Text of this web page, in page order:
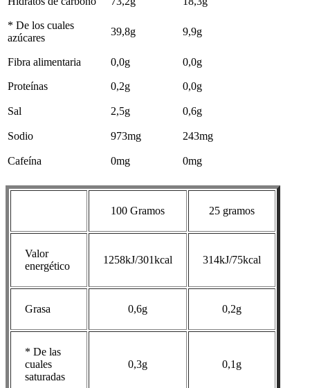
* De los cuales
azúcares
39,8g 9,9g
Fibra alimentaria 0,0g 0,0g
Proteínas 0,2g 0,0g
Sal 2,5g 0,6g
Sodio 973mg 243mg
Cafeína 0mg 0mg
100 Gramos 25 gramos
Valor
energético
1258kJ/301kcal 314kJ/75kcal
Grasa 0,6g 0,2g
* De las
cuales
saturadas
0,3g 0,1g